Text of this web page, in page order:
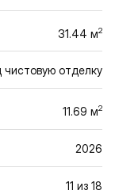
31.44 м2
чистовую отделку
11.69 м2
2026
11 из 18